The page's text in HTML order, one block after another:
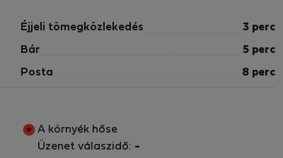
Éjjeli tömegközlekedés 3 perc
Bár 5 perc
Posta 8 perc
A környék hőse
Üzenet válaszidő: -